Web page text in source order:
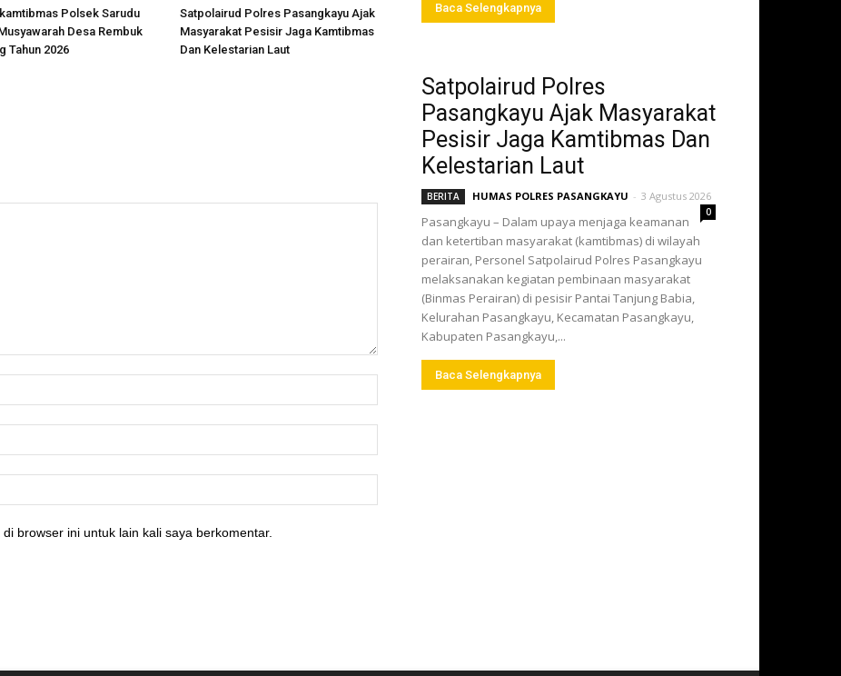
Polsek Sarudu
Desa Rembuk
Tahun 2026
Satpolairud Polres Pasangkayu Ajak
Masyarakat Pesisir Jaga Kamtibmas
Dan Kelestarian Laut
browser ini untuk lain kali saya berkomentar.
Baca Selengkapnya
Satpolairud Polres
Pasangkayu Ajak Masyarakat
Pesisir Jaga Kamtibmas Dan
Kelestarian Laut
BERITA HUMAS POLRES PASANGKAYU - 3 Agustus 2026
0
Pasangkayu – Dalam upaya menjaga keamanan
dan ketertiban masyarakat (kamtibmas) di wilayah
perairan, Personel Satpolairud Polres Pasangkayu
melaksanakan kegiatan pembinaan masyarakat
(Binmas Perairan) di pesisir Pantai Tanjung Babia,
Kelurahan Pasangkayu, Kecamatan Pasangkayu,
Kabupaten Pasangkayu,...
Baca Selengkapnya